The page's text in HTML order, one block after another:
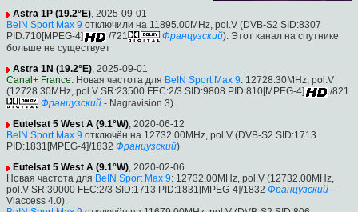
Astra 1P (19.2°E), 2025-09-01
BeIN Sport Max 9 отключили на 11895.00MHz, pol.V (DVB-S2 SID:8307
PID:710[MPEG-4]
/721 Французский). Этот канал на спутнике
больше не существует
Astra 1N (19.2°E), 2025-09-01
Canal+ France: Новая частота для BeIN Sport Max 9: 12728.30MHz, pol.V
(12728.30MHz, pol.V SR:23500 FEC:2/3 SID:9808 PID:810[MPEG-4]
/821
Французский - Nagravision 3).
Eutelsat 5 West A (9.1°W), 2020-06-12
BeIN Sport Max 9 отключён на 12732.00MHz, pol.V (DVB-S2 SID:1713
PID:1831[MPEG-4]/1832 Французский)
Eutelsat 5 West A (9.1°W), 2020-02-06
Новая частота для BeIN Sport Max 9: 12732.00MHz, pol.V (12732.00MHz,
pol.V SR:30000 FEC:2/3 SID:1713 PID:1831[MPEG-4]/1832 Французский -
Viaccess 4.0).